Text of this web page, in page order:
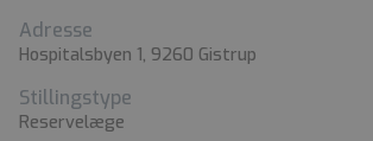
Adresse
Hospitalsbyen 1, 9260 Gistrup
Stillingstype
Reservelæge